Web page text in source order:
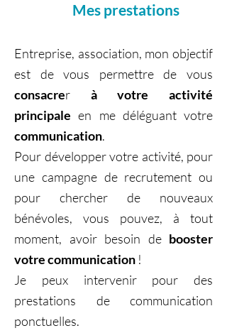
Mes prestations
Entreprise, association, mon objectif
est de vous permettre de vous
consacrer à votre activité
principaleen me déléguant votre
communication.
Pour développer votre activité, pour
une campagne de recrutement ou
pour chercher de nouveaux
bénévoles, vous pouvez, à tout
moment, avoir besoin de booster
votre communication !
Je peux intervenir pour des
prestations de communication
ponctuelles.